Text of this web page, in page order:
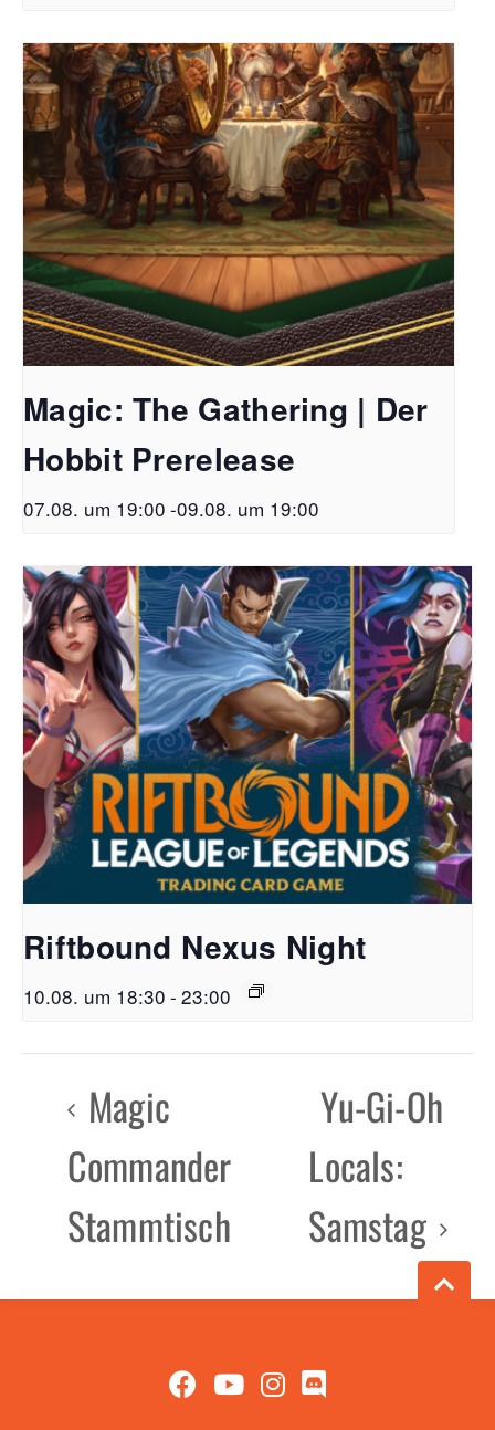
Magic: The Gathering | Der
Hobbit Prerelease
07.08. um 19:00 -09.08. um 19:00
Riftbound Nexus Night
10.08. um 18:30 - 23:00
Magic
Commander
Stammtisch
Yu-Gi-Oh
Locals:
Samstag